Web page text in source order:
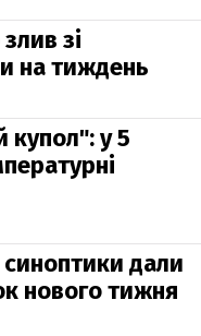
зі
на тиждень
купол": у 5
синоптики дали
нового тижня